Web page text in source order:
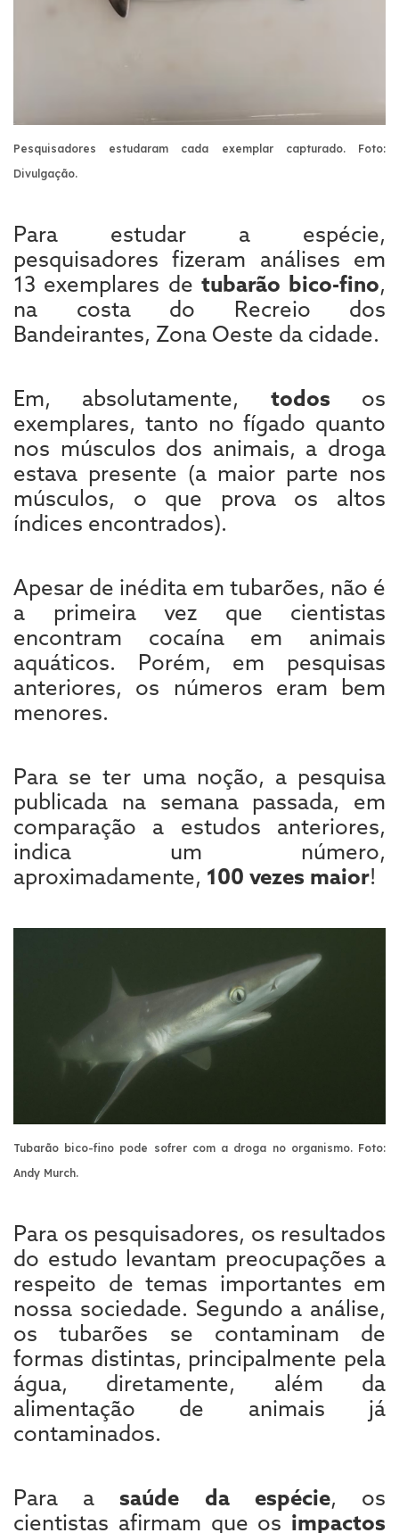
Pesquisadores estudaram cada exemplar capturado. Foto:
Divulgação.
Para estudar a espécie,
pesquisadores fizeram análises em
13 exemplares de tubarão bico-fino,
na costa do Recreio dos
Bandeirantes, Zona Oeste da cidade.
Em, absolutamente, todos os
exemplares, tanto no fígado quanto
nos músculos dos animais, a droga
estava presente (a maior parte nos
músculos, o que prova os altos
índices encontrados).
Apesar de inédita em tubarões, não é
a primeira vez que cientistas
encontram cocaína em animais
aquáticos. Porém, em pesquisas
anteriores, os números eram bem
menores.
Para se ter uma noção, a pesquisa
publicada na semana passada, em
comparação a estudos anteriores,
indica um número,
aproximadamente, 100 vezes maior!
Tubarão bico-fino pode sofrer com a droga no organismo. Foto:
Andy Murch.
Para os pesquisadores, os resultados
do estudo levantam preocupações a
respeito de temas importantes em
nossa sociedade. Segundo a análise,
os tubarões se contaminam de
formas distintas, principalmente pela
água, diretamente, além da
alimentação de animais já
contaminados.
Para a saúde da espécie, os
cientistas afirmam que os impactos